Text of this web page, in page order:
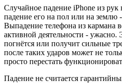
Случайное падение iPhone из рук
падение его на пол или на землю
Выпадение телефона из кармана
активной деятельности - ужасно.
погнётся или получит сильные
после таких ударов может не
просто перестать
Падение не считается